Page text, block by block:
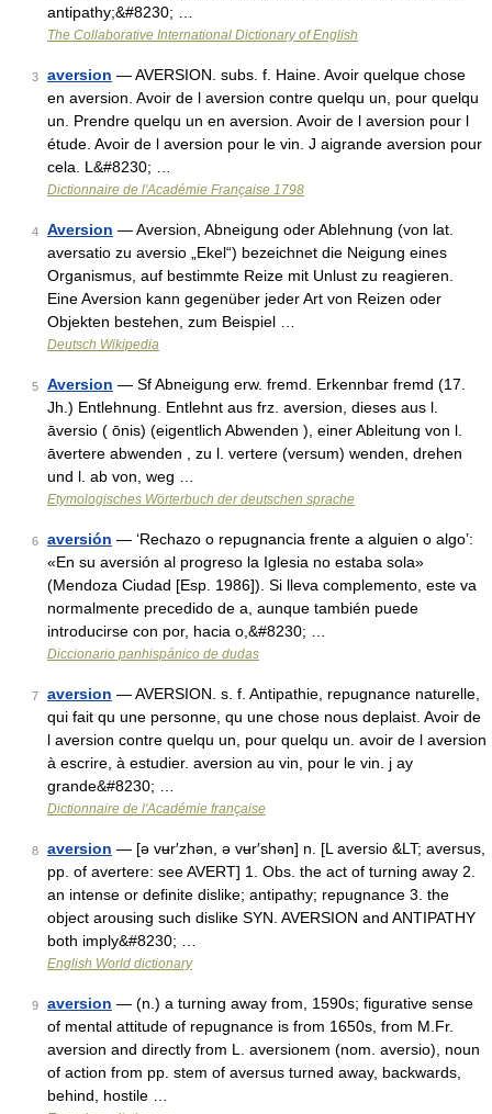
antipathy;&#8230; …
The Collaborative International Dictionary of English
3 aversion — AVERSION. subs. f. Haine. Avoir quelque chose
en aversion. Avoir de l aversion contre quelqu un, pour quelqu
un. Prendre quelqu un en aversion. Avoir de l aversion pour l
étude. Avoir de l aversion pour le vin. J aigrande aversion pour
cela. L&#8230; …
Dictionnaire de l'Académie Française 1798
4 Aversion — Aversion, Abneigung oder Ablehnung (von lat.
aversatio zu aversio „Ekel“) bezeichnet die Neigung eines
Organismus, auf bestimmte Reize mit Unlust zu reagieren.
Eine Aversion kann gegenüber jeder Art von Reizen oder
Objekten bestehen, zum Beispiel …
Deutsch Wikipedia
5 Aversion — Sf Abneigung erw. fremd. Erkennbar fremd (17.
Jh.) Entlehnung. Entlehnt aus frz. aversion, dieses aus l.
āversio ( ōnis) (eigentlich Abwenden ), einer Ableitung von l.
āvertere abwenden , zu l. vertere (versum) wenden, drehen
und l. ab von, weg …
Etymologisches Wörterbuch der deutschen sprache
6 aversión — ‘Rechazo o repugnancia frente a alguien o algo’:
«En su aversión al progreso la Iglesia no estaba sola»
(Mendoza Ciudad [Esp. 1986]). Si lleva complemento, este va
normalmente precedido de a, aunque también puede
introducirse con por, hacia o,&#8230; …
Diccionario panhispánico de dudas
7 aversion — AVERSION. s. f. Antipathie, repugnance naturelle,
qui fait qu une personne, qu une chose nous deplaist. Avoir de
l aversion contre quelqu un, pour quelqu un. avoir de l aversion
à escrire, à estudier. aversion au vin, pour le vin. j ay
grande&#8230; …
Dictionnaire de l'Académie française
8 aversion — [ə vʉr′zhən, ə vʉr′shən] n. [L aversio &LT; aversus,
pp. of avertere: see AVERT] 1. Obs. the act of turning away 2.
an intense or definite dislike; antipathy; repugnance 3. the
object arousing such dislike SYN. AVERSION and ANTIPATHY
both imply&#8230; …
English World dictionary
9 aversion — (n.) a turning away from, 1590s; figurative sense
of mental attitude of repugnance is from 1650s, from M.Fr.
aversion and directly from L. aversionem (nom. aversio), noun
of action from pp. stem of aversus turned away, backwards,
behind, hostile …